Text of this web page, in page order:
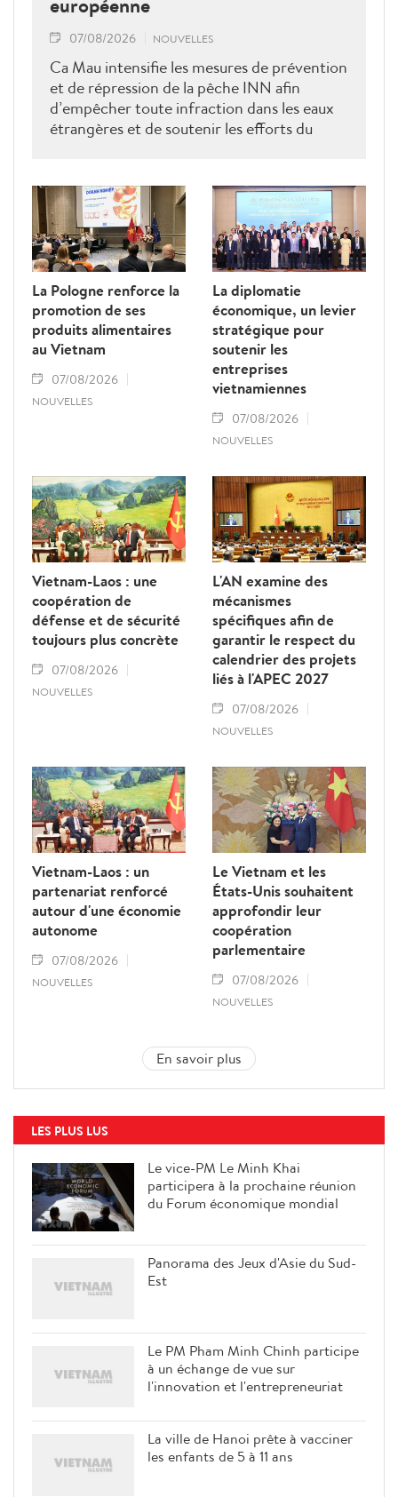
européenne
07/08/2026 NOUVELLES
Ca Mau intensifie les mesures de prévention
et de répression de la pêche INN afin
d’empêcher toute infraction dans les eaux
étrangères et de soutenir les efforts du
La Pologne renforce la
promotion de ses
produits alimentaires
au Vietnam
07/08/2026
NOUVELLES
La diplomatie
économique, un levier
stratégique pour
soutenir les
entreprises
vietnamiennes
07/08/2026
NOUVELLES
Vietnam-Laos : une
coopération de
défense et de sécurité
toujours plus concrète
07/08/2026
NOUVELLES
L'AN examine des
mécanismes
spécifiques afin de
garantir le respect du
calendrier des projets
liés à l'APEC 2027
07/08/2026
NOUVELLES
Vietnam-Laos : un
partenariat renforcé
autour d'une économie
autonome
07/08/2026
NOUVELLES
Le Vietnam et les
États-Unis souhaitent
approfondir leur
coopération
parlementaire
07/08/2026
NOUVELLES
En savoir plus
LES PLUS LUS
Le vice-PM Le Minh Khai
participera à la prochaine réunion
du Forum économique mondial
Panorama des Jeux d'Asie du Sud-
Est
Le PM Pham Minh Chinh participe
à un échange de vue sur
l'innovation et l'entrepreneuriat
La ville de Hanoi prête à vacciner
les enfants de 5 à 11 ans